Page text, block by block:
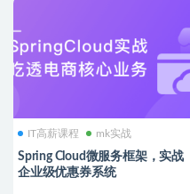
IT高薪课程 mk实战
Spring Cloud微服务框架，实战
企业级优惠券系统